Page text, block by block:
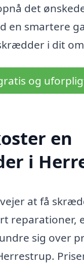
det
en smartere
i dit
og
en
i
at få
reparationer,
sig over